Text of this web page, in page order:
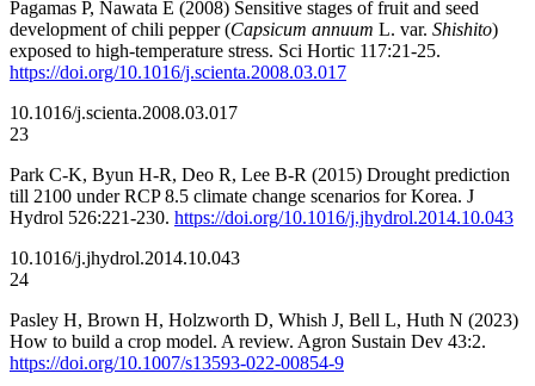
Pagamas P, Nawata E (2008) Sensitive stages of fruit and seed
development of chili pepper (Capsicum annuum L. var. Shishito)
exposed to high-temperature stress. Sci Hortic 117:21-25.
https://doi.org/10.1016/j.scienta.2008.03.017
10.1016/j.scienta.2008.03.017
23
Park C-K, Byun H-R, Deo R, Lee B-R (2015) Drought prediction
till 2100 under RCP 8.5 climate change scenarios for Korea. J
Hydrol 526:221-230. https://doi.org/10.1016/j.jhydrol.2014.10.043
10.1016/j.jhydrol.2014.10.043
24
Pasley H, Brown H, Holzworth D, Whish J, Bell L, Huth N (2023)
How to build a crop model. A review. Agron Sustain Dev 43:2.
https://doi.org/10.1007/s13593-022-00854-9